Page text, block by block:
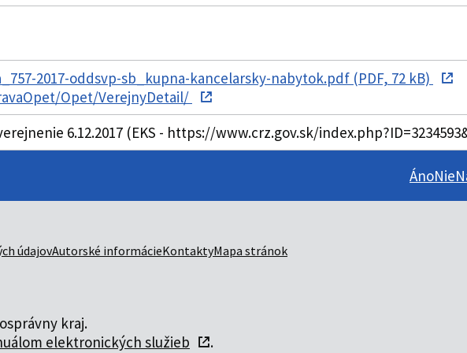
2017-oddsvp-sb_kupna-kancelarsky-nabytok.pdf (PDF, 72 kB)
Opet/VerejnyDetail/
6.12.2017 (EKS - https://www.crz.gov.sk/
ÁnoNie
údajovAutorské informácieKontaktyMapa stránok
kraj.
elektronických služieb
.